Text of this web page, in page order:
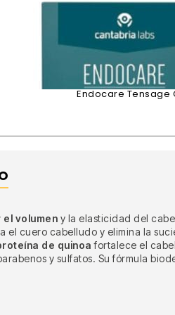
Endocare Tensage
el volumen y la elasticidad del
el cuero cabelludo y elimina la
de quinoa fortalece el
y sulfatos. Su fórmula